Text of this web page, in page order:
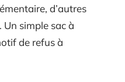
d’autres
simple sac à
de refus à